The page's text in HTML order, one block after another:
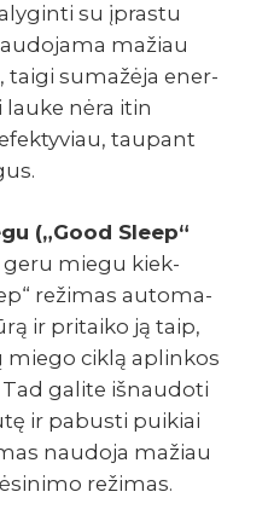
su įprastu
mažiau
taigi suma­žėja ener­
lauke nėra itin
taupant
(„Good Sleep“
geru miegu kiek­
reži­mas auto­ma­
ir pritaiko ją taip,
miego ciklą aplin­kos
galite išnau­doti
ir pabusti puikiai
naudoja mažiau
reži­mas.